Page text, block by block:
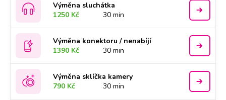
Výměna sluchátka
1250 Kč
30 min
Výměna konektoru / nenabíjí
1390 Kč
30 min
Výměna sklíčka kamery
790 Kč
30 min